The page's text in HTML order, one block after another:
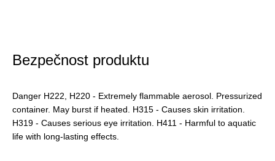
Bezpečnost produktu
Danger H222, H220 - Extremely flammable aerosol. Pressurized
container. May burst if heated. H315 - Causes skin irritation.
H319 - Causes serious eye irritation. H411 - Harmful to aquatic
life with long-lasting effects.